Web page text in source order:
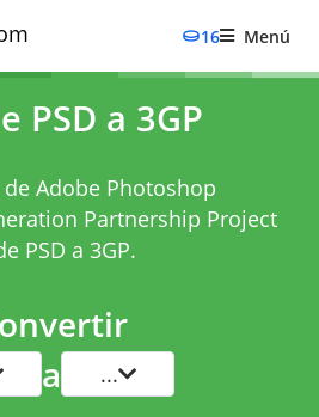
16 Menú
PSD a 3GP
Adobe Photoshop
Partnership Project
PSD a 3GP.
a ...